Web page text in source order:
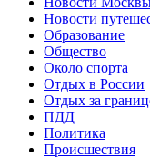
Новости
Образование
Общество
Около спорта
Отдых в России
Отдых за
ПДД
Политика
Происшествия